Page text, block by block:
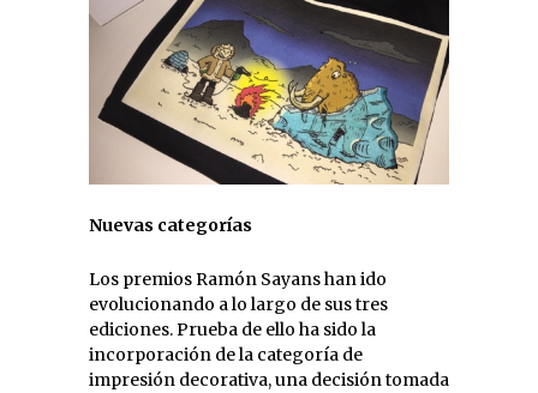
Nuevas categorías
Los premios Ramón Sayans han ido
evolucionando a lo largo de sus tres
ediciones. Prueba de ello ha sido la
incorporación de la categoría de
impresión decorativa, una decisión tomada